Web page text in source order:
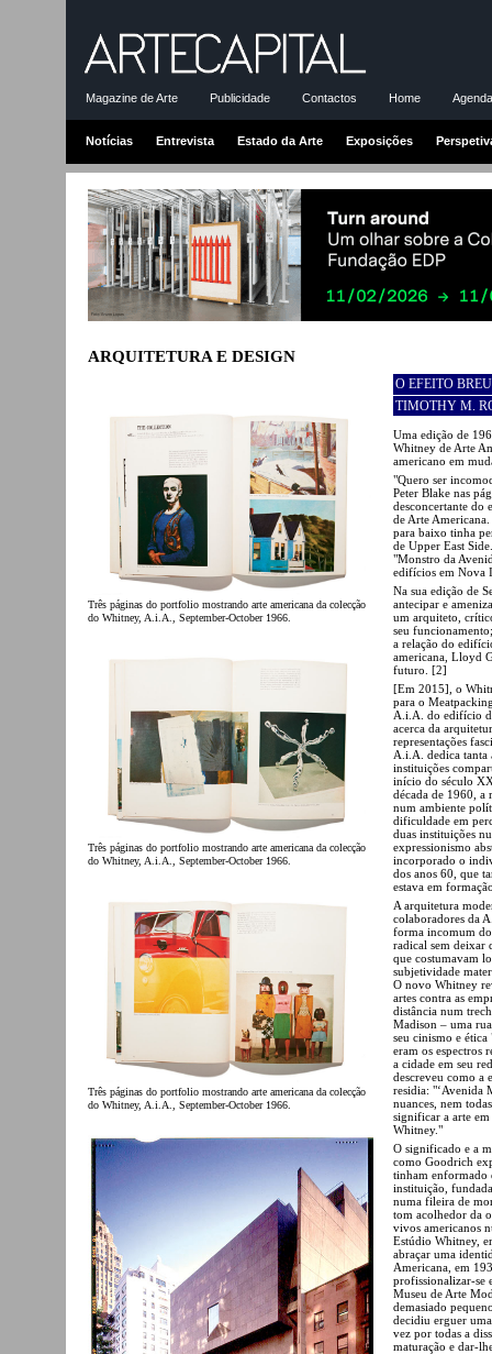
Magazine de Arte Publicidade Contactos Home
Notícias Entrevista Estado da Arte Exposições
ARQUITETURA E DESIGN
Três páginas do portfolio mostrando arte americana da colecção
do Whitney, A.i.A., September-October 1966.
Três páginas do portfolio mostrando arte americana da colecção
do Whitney, A.i.A., September-October 1966.
Três páginas do portfolio mostrando arte americana da colecção
do Whitney, A.i.A., September-October 1966.
O EFEITO
TIMOTHY M.
Uma edição de
Whitney de Arte
americano em
"Quero ser
Peter Blake nas
desconcertante do
de Arte
para baixo tinha
de Upper East
"Monstro da
edifícios em Nova
Na sua edição de
antecipar e
um arquiteto,
seu
a relação do
americana, Lloyd
futuro. [2]
[Em 2015], o
para o
A.i.A. do edifício
acerca da
representações
A.i.A. dedica tanta
instituições
início do século
década de 1960, a
num ambiente
dificuldade em
duas instituições
expressionismo
incorporado o
dos anos 60, que
estava em
A arquitetura
colaboradores da
forma incomum
radical sem deixar
que costumavam
subjetividade
O novo Whitney
artes contra as
distância num
Madison – uma
seu cinismo e
eram os espectros
a cidade em seu
descreveu como a
residia: "‘Avenida
nuances, nem
significar a arte
Whitney."
O significado e a
como Goodrich
tinham enformado
instituição,
numa fileira de
tom acolhedor da
vivos americanos
Estúdio Whitney,
abraçar uma
Americana, em
profissionalizar-se
Museu de Arte
demasiado
decidiu erguer
vez por todas a
maturação e dar-